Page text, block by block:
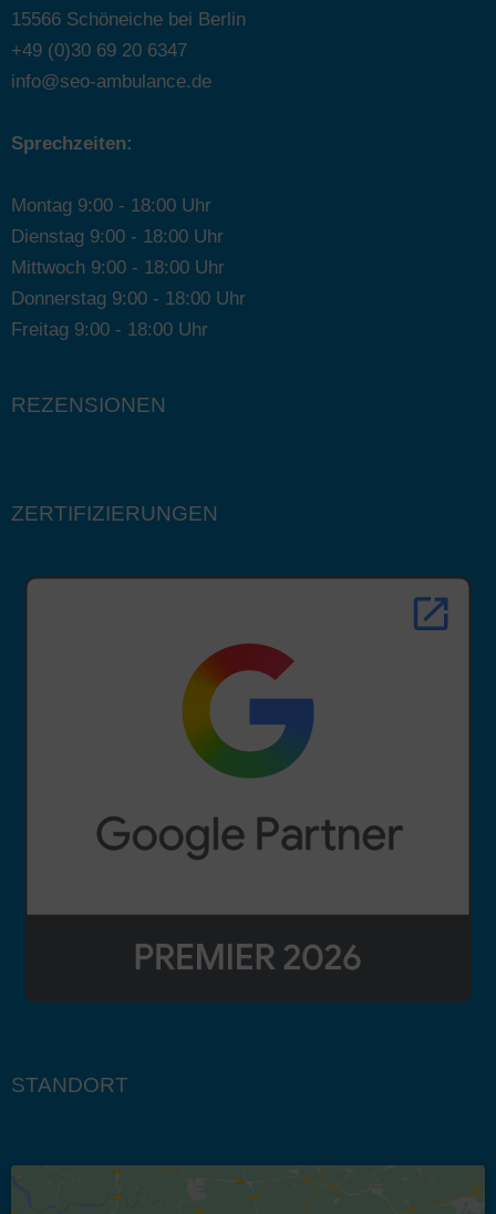
15566 Schöneiche bei Berlin
+49 (0)30 69 20 6347
info@seo-ambulance.de
Sprechzeiten:
Montag 9:00 - 18:00 Uhr
Dienstag 9:00 - 18:00 Uhr
Mittwoch 9:00 - 18:00 Uhr
Donnerstag 9:00 - 18:00 Uhr
Freitag 9:00 - 18:00 Uhr
REZENSIONEN
ZERTIFIZIERUNGEN
STANDORT